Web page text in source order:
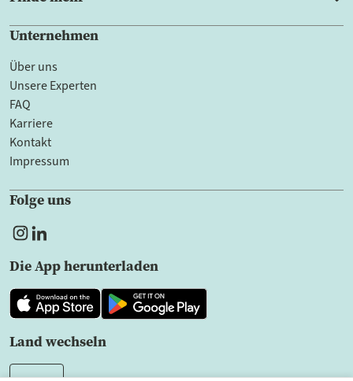
Unternehmen
Über uns
Unsere Experten
FAQ
Karriere
Kontakt
Impressum
Folge uns
Die App herunterladen
Land wechseln